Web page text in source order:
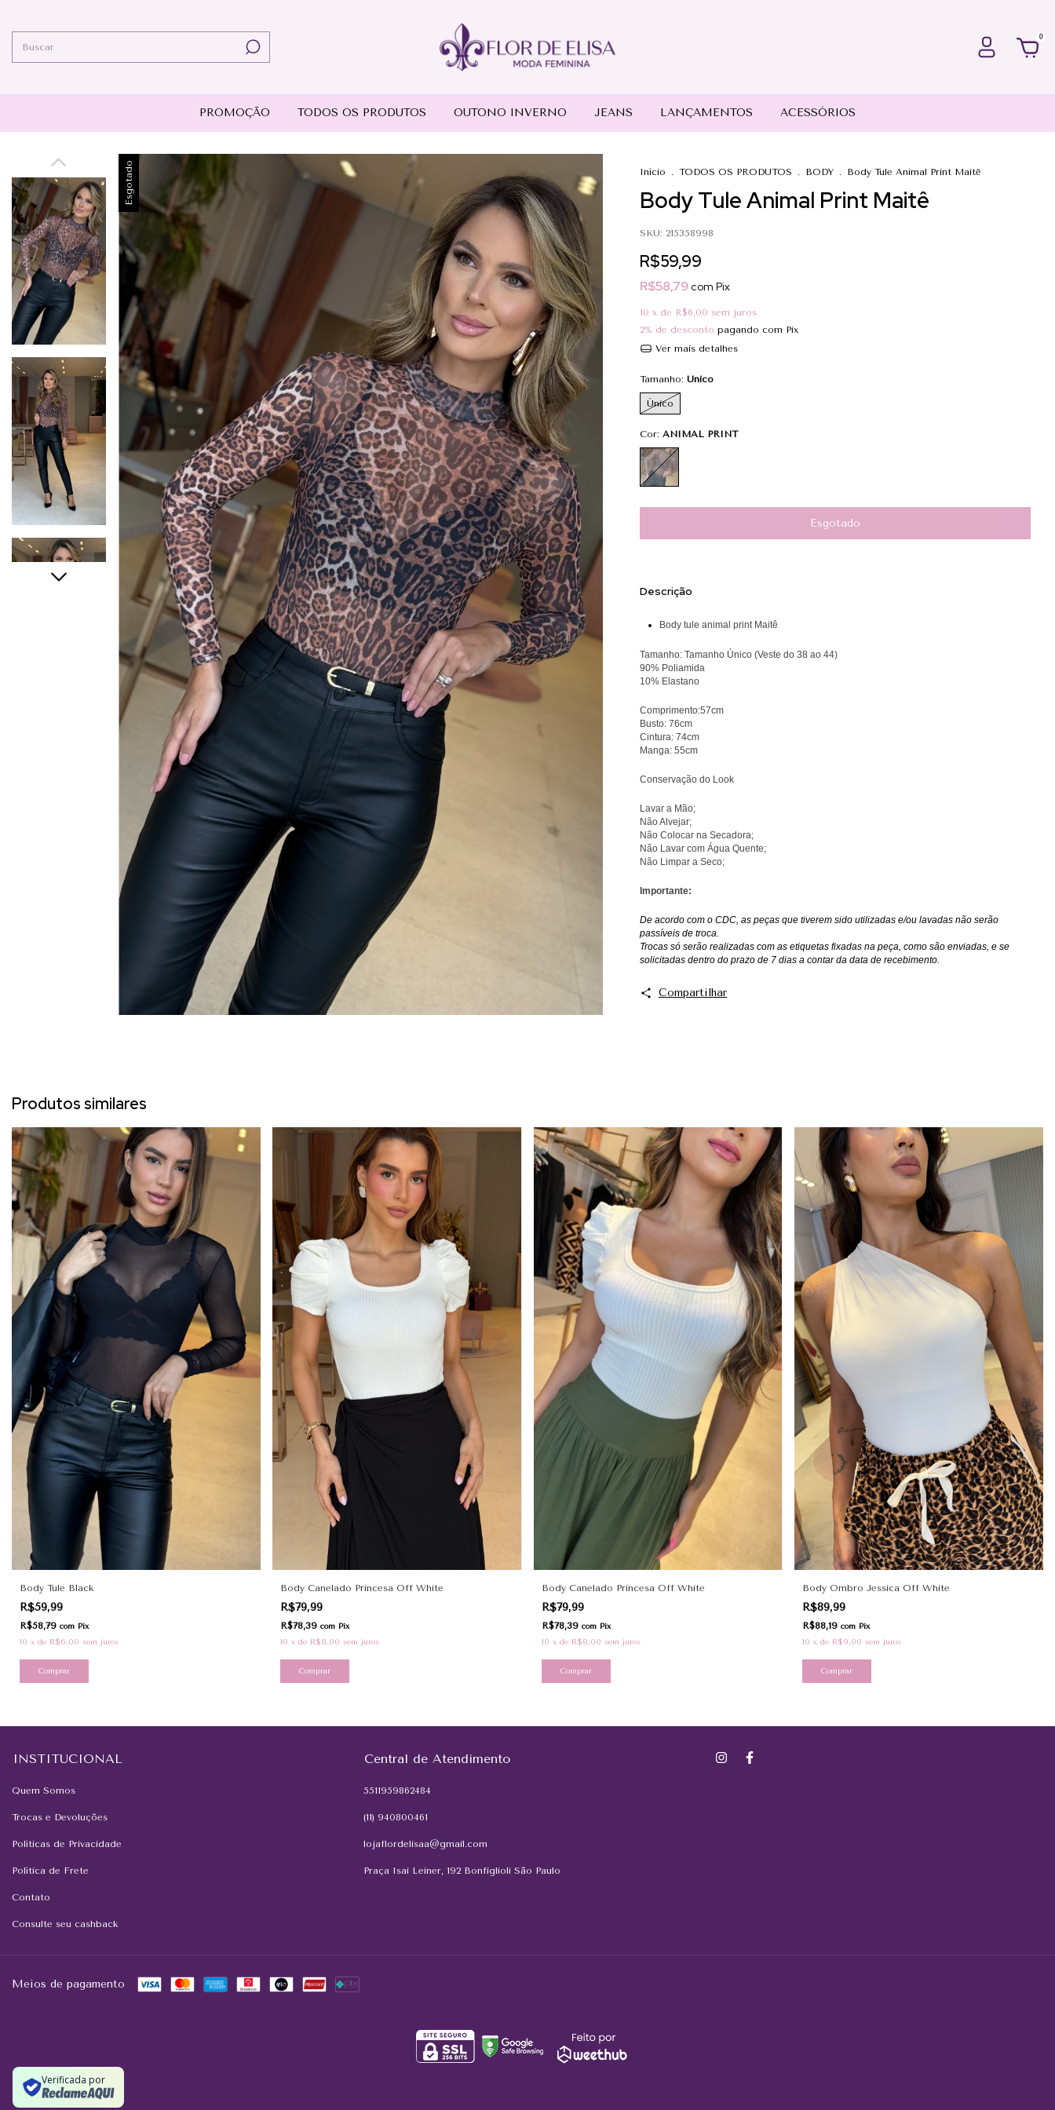
0
PROMOÇÃO TODOS OS PRODUTOS OUTONO INVERNO JEANS LANÇAMENTOS ACESSÓRIOS
Esgotado Início . TODOS OS PRODUTOS . BODY . Body Tule Animal Print Maitê
Body Tule Animal Print Maitê
SKU: 215358998
R$59,99
R$58,79 com Pix
10 x de R$6,00 sem juros
2% de desconto pagando com Pix
Ver mais detalhes
Tamanho: Único
Único
Cor: ANIMAL PRINT
Descrição
Body tule animal print Maitê
Tamanho: Tamanho Único (Veste do 38 ao 44)
90% Poliamida
10% Elastano
Comprimento:57cm
Busto: 76cm
Cintura: 74cm
Manga: 55cm
Conservação do Look
Lavar a Mão;
Não Alvejar;
Não Colocar na Secadora;
Não Lavar com Água Quente;
Não Limpar a Seco;
Importante:
De acordo com o CDC, as peças que tiverem sido utilizadas e/ou lavadas não serão
passíveis de troca.
Trocas só serão realizadas com as etiquetas fixadas na peça, como são enviadas, e se
solicitadas dentro do prazo de 7 dias a contar da data de recebimento.
Compartilhar
Produtos similares
Body Tule Black
R$59,99
R$58,79 com Pix
10 x de R$6,00 sem juros
Comprar
Body Canelado Princesa Off White
R$79,99
R$78,39com Pix
10 xde R$8,00 sem juros
Comprar
Body Canelado Princesa Off White
R$79,99
R$78,39 com Pix
10 x de R$8,00 sem juros
Comprar
Body Ombro Jessica Off White
R$89,99
R$88,19 com Pix
10 x de R$9,00 sem juros
Comprar
INSTITUCIONAL
Quem Somos
Trocas e Devoluções
Políticas de Privacidade
Política de Frete
Contato
Consulte seu cashback
Central de Atendimento
5511959862484
(11) 940800461
lojaflordelisaa@gmail.com
Praça Isai Leiner, 192 Bonfiglioli São Paulo
Meios de pagamento
Verificada por